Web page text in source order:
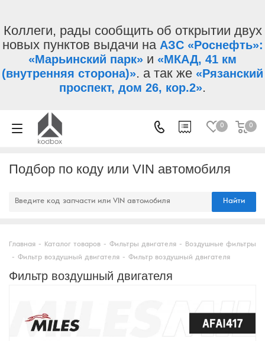
Коллеги, рады сообщить об открытии двух
новых пунктов выдачи на АЗС «Роснефть»:
«Марьинский парк» и «МКАД, 41 км
(внутренняя сторона)». а так же «Рязанский
проспект, дом 26, кор.2».
0 0
Подбор по коду или VIN автомобиля
Найти
Главная - Каталог товаров - Фильтры двигателя -
Воздушные фильтры
- Фильтр воздушный двигателя - Фильтр воздушный двигателя
Фильтр воздушный двигателя